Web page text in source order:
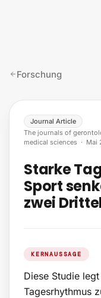
Forschung
Journal Article
The journals of
medical sciences · Mai
Starke
Sport
zwei
KERNAUSSAGE
Diese Studie
Tagesrhythmus